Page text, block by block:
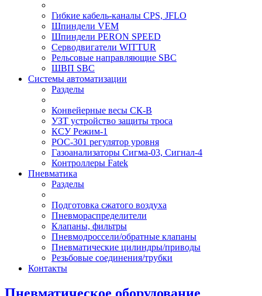
Гибкие кабель-каналы CPS, JFLO
Шпиндели VEM
Шпиндели PERON SPEED
Серводвигатели WITTUR
Рельсовые направляющие SBC
ШВП SBC
Системы автоматизации
Разделы
Конвейерные весы СК-В
УЗТ устройство защиты троса
КСУ Режим-1
РОС-301 регулятор уровня
Газоанализаторы Сигма-03, Сигнал-4
Контроллеры Fatek
Пневматика
Разделы
Подготовка сжатого воздуха
Пневмораспределители
Клапаны, фильтры
Пневмодроссели/обратные клапаны
Пневматические цилиндры/приводы
Резьбовые соединения/трубки
Контакты